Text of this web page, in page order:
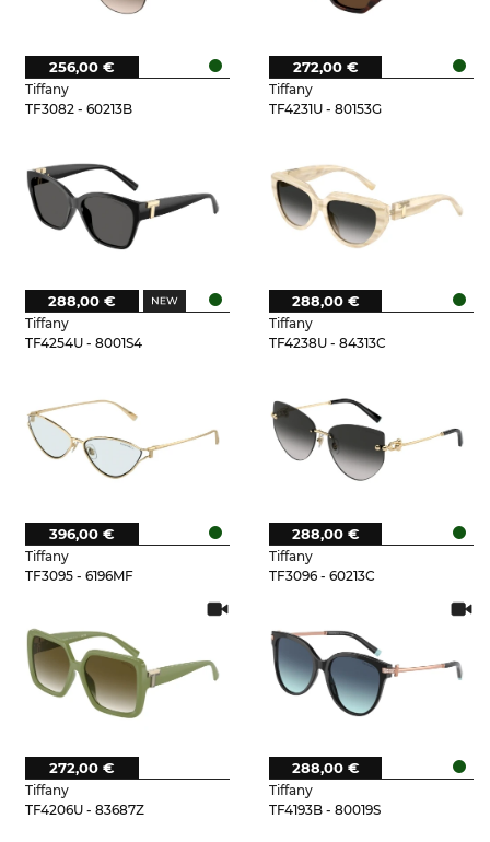
Tiffany
TF3082 - 60213B
256,00 €
Tiffany
TF4231U - 80153G
272,00 €
Tiffany
TF4254U - 8001S4
288,00 €
Tiffany
TF4238U - 84313C
288,00 €
Tiffany
TF3095 - 6196MF
396,00 €
Tiffany
TF3096 - 60213C
288,00 €
Tiffany
TF4206U - 83687Z
272,00 €
Tiffany
TF4193B - 80019S
288,00 €